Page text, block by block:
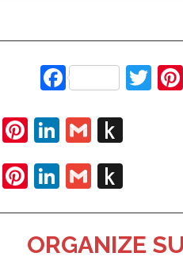
Facebook
Twitter
Pinterest
LinkedIn
Gmail
Twitter
Pinterest
LinkedIn
Gmail
ORGANIZE